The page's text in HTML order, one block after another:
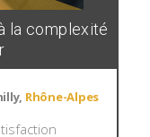
la complexité
Rhône-Alpes